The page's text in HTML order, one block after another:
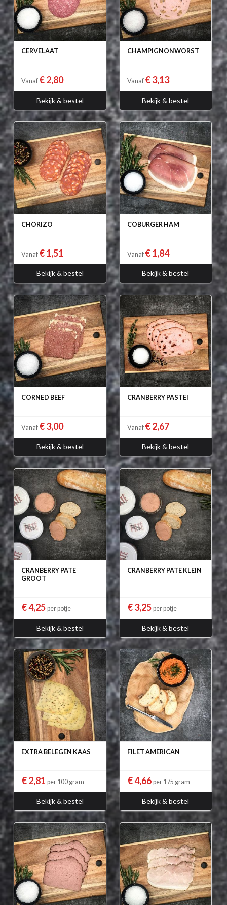
CERVELAAT
Vanaf € 2,80
Bekijk & bestel
CHAMPIGNONWORST
Vanaf € 3,13
Bekijk & bestel
CHORIZO
Vanaf € 1,51
Bekijk & bestel
COBURGER HAM
Vanaf € 1,84
Bekijk & bestel
CORNED BEEF
Vanaf € 3,00
Bekijk & bestel
CRANBERRY PASTEI
Vanaf € 2,67
Bekijk & bestel
CRANBERRY PATE
GROOT
€ 4,25 per potje
Bekijk & bestel
CRANBERRY PATE KLEIN
€ 3,25 per potje
Bekijk & bestel
EXTRA BELEGEN KAAS
€ 2,81 per 100 gram
Bekijk & bestel
FILET AMERICAN
€ 4,66 per 175 gram
Bekijk & bestel